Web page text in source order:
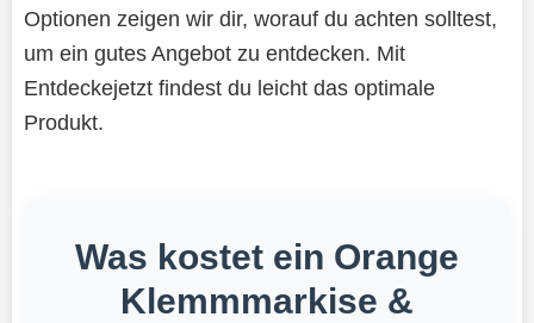
Optionen zeigen wir dir, worauf du achten solltest,
um ein gutes Angebot zu entdecken. Mit
Entdeckejetzt findest du leicht das optimale
Produkt.
Was kostet ein Orange
Klemmmarkise &